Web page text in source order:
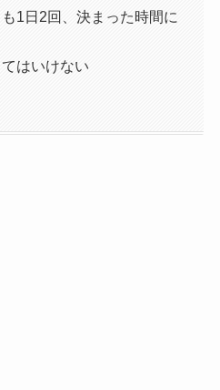
1日2回、決まった時間に
はいけない